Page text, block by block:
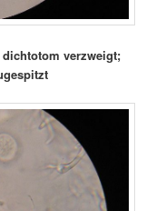
verzweigt;